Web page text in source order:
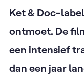
Ket & Doc-
ontmoet. De
een intensief
dan een jaar